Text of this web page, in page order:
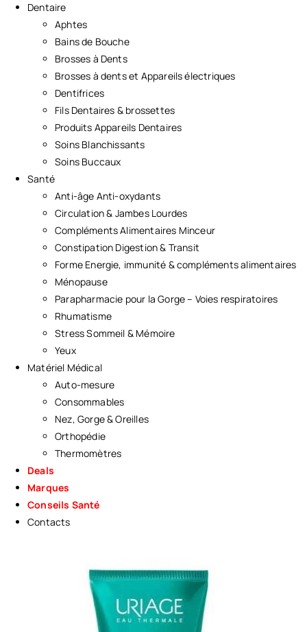
Dentaire
Aphtes
Bains de Bouche
Brosses à Dents
Brosses à dents et Appareils électriques
Dentifrices
Fils Dentaires & brossettes
Produits Appareils Dentaires
Soins Blanchissants
Soins Buccaux
Santé
Anti-âge Anti-oxydants
Circulation & Jambes Lourdes
Compléments Alimentaires Minceur
Constipation Digestion & Transit
Forme Energie, immunité & compléments alimentaires
Ménopause
Parapharmacie pour la Gorge – Voies respiratoires
Rhumatisme
Stress Sommeil & Mémoire
Yeux
Matériel Médical
Auto-mesure
Consommables
Nez, Gorge & Oreilles
Orthopédie
Thermomètres
Deals
Marques
Conseils Santé
Contacts